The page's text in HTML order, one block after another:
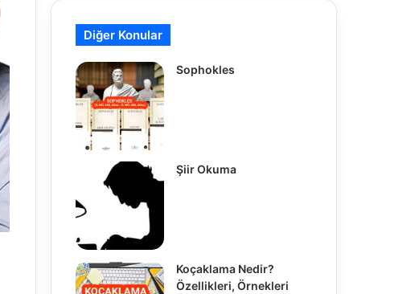
Diğer Konular
Sophokles
Şiir Okuma
Koçaklama Nedir?
Özellikleri, Örnekleri